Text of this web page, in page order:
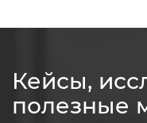
Кейсы,
полезные